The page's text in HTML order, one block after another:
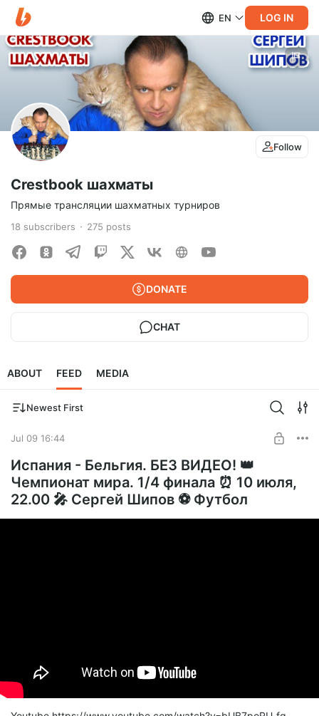
EN LOG IN
Follow
Crestbook шахматы
Прямые трансляции шахматных турниров
18 subscribers 275 posts
DONATE
CHAT
ABOUT FEED MEDIA
Newest First
Jul 09 16:44
Испания - Бельгия. БЕЗ ВИДЕО! 👑
Чемпионат мира. 1/4 финала ⏰ 10 июля,
22.00 🎤 Сергей Шипов ⚽ Футбол